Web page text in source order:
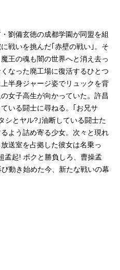
劉備玄徳の成都学園が同盟を組
戦いを挑んだ｢赤壁の戦い｣。そ
王の魂も闇の世界へと消え去っ
なった廃工場に復活するひとつ
半身ジャージ姿でリュックを背
女子高生が向かっていた。許昌
いる闘士に尋ねる。｢お兄サ
シとヤル?｣油断している闘士た
よう詰め寄る少女。次々と現れ
送室を占拠した彼女は名乗っ
孟起! ボクと勝負しろ、曹操孟
動き始めた今、新たな戦いの幕